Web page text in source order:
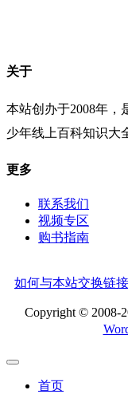
关于
本站创办于2008年，
少年线上百科知识大
更多
联系我们
视频专区
购书指南
如何与本站交换链接
Copyright © 2008-
首页